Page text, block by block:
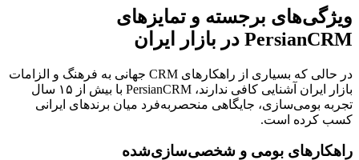
ویژگی‌های برجسته و تمایزهای
PersianCRM در بازار ایران
در حالی که بسیاری از راهکارهای CRM جهانی به فرهنگ و الزامات
بازار ایران آشنایی کافی ندارند، PersianCRM با بیش از ۱۵ سال
تجربه بومی‌سازی، جایگاهی منحصربه‌فرد میان برندهای ایرانی
کسب کرده است.
راهکارهای بومی و شخصی‌سازی‌شده